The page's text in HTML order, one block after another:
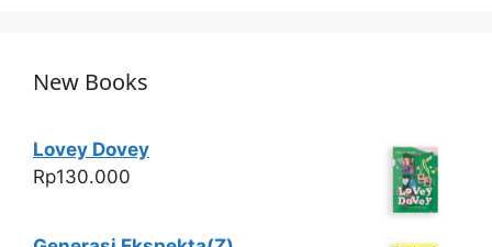
o
k
New Books
Lovey Dovey
Rp130.000